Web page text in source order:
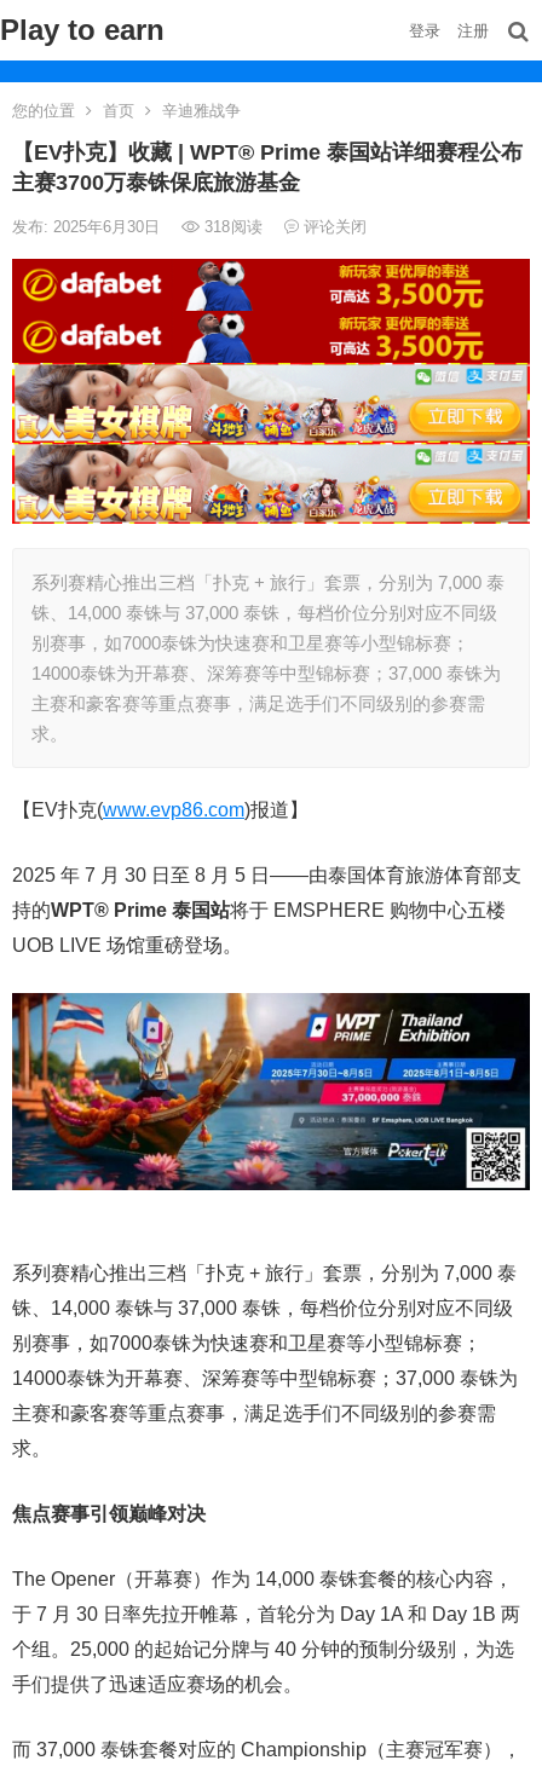
Play to earn 登录 注册
您的位置 首页 辛迪雅战争
【EV扑克】收藏 | WPT® Prime 泰国站详细赛程公布
主赛3700万泰铢保底旅游基金
发布: 2025年6月30日 318阅读 评论关闭
系列赛精心推出三档「扑克 + 旅行」套票，分别为 7,000 泰
铢、14,000 泰铢与 37,000 泰铢，每档价位分别对应不同级
别赛事，如7000泰铢为快速赛和卫星赛等小型锦标赛；
14000泰铢为开幕赛、深筹赛等中型锦标赛；37,000 泰铢为
主赛和豪客赛等重点赛事，满足选手们不同级别的参赛需
求。
【EV扑克(www.evp86.com)报道】
2025 年 7 月 30 日至 8 月 5 日——由泰国体育旅游体育部支
持的WPT® Prime 泰国站将于 EMSPHERE 购物中心五楼
UOB LIVE 场馆重磅登场。
系列赛精心推出三档「扑克 + 旅行」套票，分别为 7,000 泰
铢、14,000 泰铢与 37,000 泰铢，每档价位分别对应不同级
别赛事，如7000泰铢为快速赛和卫星赛等小型锦标赛；
14000泰铢为开幕赛、深筹赛等中型锦标赛；37,000 泰铢为
主赛和豪客赛等重点赛事，满足选手们不同级别的参赛需
求。
焦点赛事引领巅峰对决
The Opener（开幕赛）作为 14,000 泰铢套餐的核心内容，
于 7 月 30 日率先拉开帷幕，首轮分为 Day 1A 和 Day 1B 两
个组。25,000 的起始记分牌与 40 分钟的预制分级别，为选
手们提供了迅速适应赛场的机会。
而 37,000 泰铢套餐对应的 Championship（主赛冠军赛），